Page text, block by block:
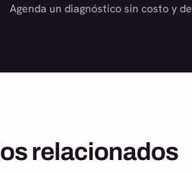
Agenda un diagnóstico sin costo y
relacionados